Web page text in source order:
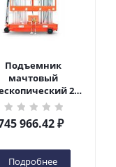
Подъемник
мачтовый
200
10 м TOR GTWY10-
DC 2-мачтовый
(N) в
966.42₽
Подробнее